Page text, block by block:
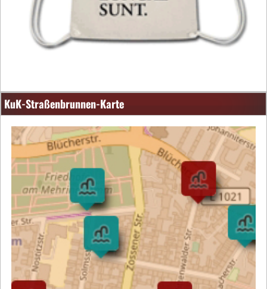
KuK-Straßenbrunnen-Karte